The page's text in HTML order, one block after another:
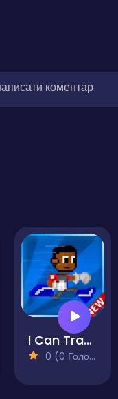
коментар
I Can Transform
0 (0 Голосів)